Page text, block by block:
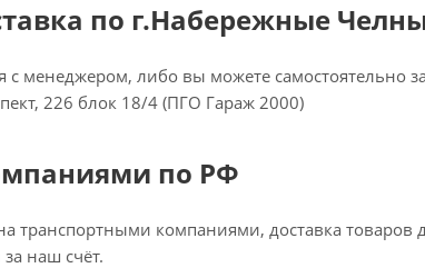
по г.Набережные
менеджером, либо вы можете самостоятельно
226 блок 18/4 (ПГО Гараж 2000)
по РФ
транспортными компаниями, доставка товаров
наш счёт.